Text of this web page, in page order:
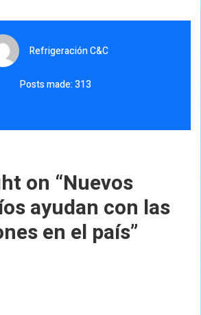
Refrigeración C&C
Posts made: 313
on “Nuevos
ayudan con las
en el país”